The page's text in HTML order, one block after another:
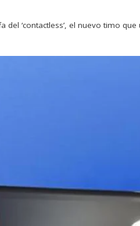
del ‘contactless’, el nuevo timo